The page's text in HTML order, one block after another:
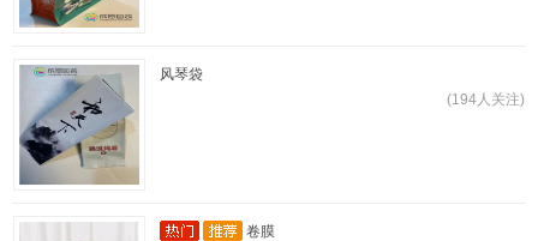
风琴袋
(194人关注)
卷膜